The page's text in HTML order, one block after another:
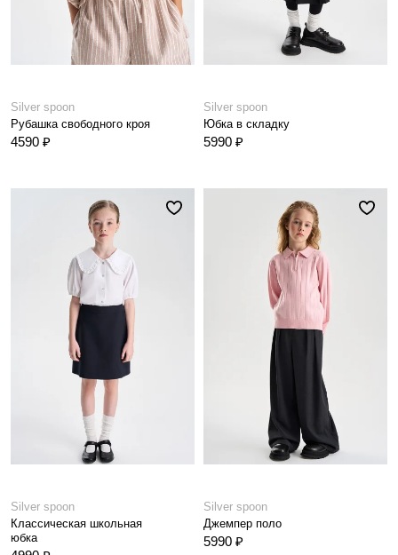
Silver spoon
Рубашка свободного кроя
4590 ₽
Silver spoon
Юбка в складку
5990 ₽
Silver spoon
Классическая школьная
юбка
Silver spoon
Джемпер поло
5990 ₽